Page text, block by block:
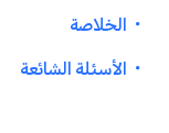
・ الخلاصة
・ الأسئلة الشائعة